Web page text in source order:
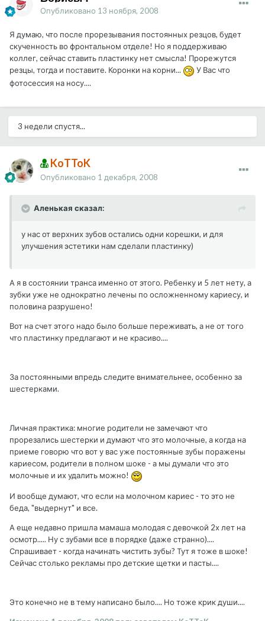
Опубликовано 13 ноября, 2008
Я думаю, что после прорезывания постоянных резцов, будет
скученность во фронтальном отделе! Но я поддерживаю
коллег, сейчас ставить пластинку нет смысла! Прорежутся
резцы, тогда и поставите. Коронки на корни...
У Вас что
фотосессия на носу....
3 недели спустя...
KoTToK
Опубликовано 1 декабря, 2008
Аленькая сказал:
у нас от верхних зубов остались одни корешки, и для
улучшения эстетики нам сделали пластинку)
А я в состоянии транса именно от этого. Ребенку и 5 лет нету, а
зубки уже не однократно лечены по осложненному кариесу, и
половина разрушено!
Вот на счет этого надо было больше переживать, а не от того
что пластинку предлагают и не красиво....
За постоянными впредь следите внимательнее, особенно за
шестерками.
Личная практика: многие родители не замечают что
прорезались шестерки и думают что это молочные, а когда на
приеме говорю что вот у вас уже постоянные зубы поражены
кариесом, родители в полном шоке - а мы думали что это
молочные и их удалить можно!
И вообще думают, что если на молочном кариес - то это не
беда, "выдернут" и все.
А еще недавно пришла мамаша молодая с девочкой 2х лет на
осмотр..... Ну с зубами все в порядке (даже странно)....
Спрашивает - когда начинать чистить зубы? Тут я тоже в шоке!
Сейчас столько рекламы про детские щетки и пасты....
Это конечно не в тему написано было.... Но тоже крик души....